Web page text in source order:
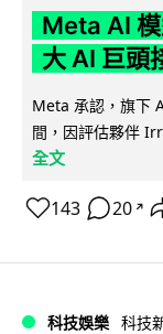
Meta AI
大 AI 巨頭
Meta 承認，旗下
間，因評估夥伴
全文
143 20 ↗
科技娛樂 科技